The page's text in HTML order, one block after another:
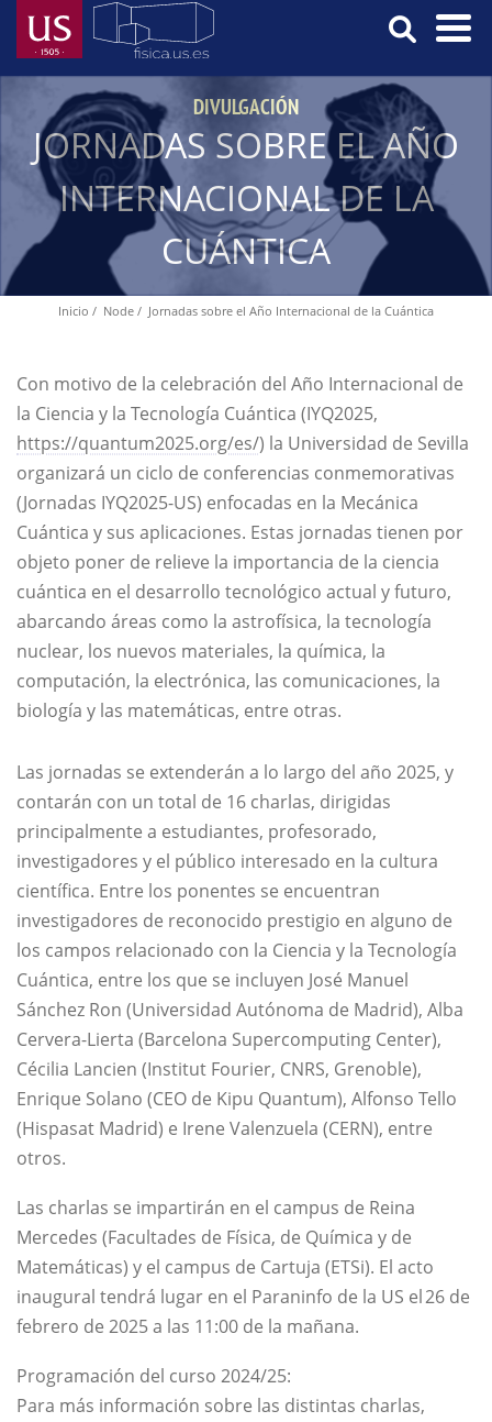
Skip
main
content
Menú
Principal
DIVULGACIÓN
JORNADAS SOBRE EL AÑO
INTERNACIONAL DE LA
CUÁNTICA
Breadcrumb
Inicio Node Jornadas sobre el Año Internacional de la Cuántica
Con motivo de la celebración del Año Internacional de
la Ciencia y la Tecnología Cuántica (IYQ2025,
https://quantum2025.org/es/) la Universidad de Sevilla
organizará un ciclo de conferencias conmemorativas
(Jornadas IYQ2025-US) enfocadas en la Mecánica
Cuántica y sus aplicaciones. Estas jornadas tienen por
objeto poner de relieve la importancia de la ciencia
cuántica en el desarrollo tecnológico actual y futuro,
abarcando áreas como la astrofísica, la tecnología
nuclear, los nuevos materiales, la química, la
computación, la electrónica, las comunicaciones, la
biología y las matemáticas, entre otras.
Las jornadas se extenderán a lo largo del año 2025, y
contarán con un total de 16 charlas, dirigidas
principalmente a estudiantes, profesorado,
investigadores y el público interesado en la cultura
científica. Entre los ponentes se encuentran
investigadores de reconocido prestigio en alguno de
los campos relacionado con la Ciencia y la Tecnología
Cuántica, entre los que se incluyen José Manuel
Sánchez Ron (Universidad Autónoma de Madrid), Alba
Cervera-Lierta (Barcelona Supercomputing Center),
Cécilia Lancien (Institut Fourier, CNRS, Grenoble),
Enrique Solano (CEO de Kipu Quantum), Alfonso Tello
(Hispasat Madrid) e Irene Valenzuela (CERN), entre
otros.
Las charlas se impartirán en el campus de Reina
Mercedes (Facultades de Física, de Química y de
Matemáticas) y el campus de Cartuja (ETSi). El acto
inaugural tendrá lugar en el Paraninfo de la US el 26 de
febrero de 2025 a las 11:00 de la mañana.
Programación del curso 2024/25:
Para más información sobre las distintas charlas,